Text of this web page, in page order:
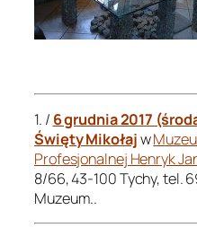
1. / 6 grudnia 2017
Święty Mikołajw
Profesjonalnej Henryk
8/66, 43-100 Tychy, tel.
Muzeum..